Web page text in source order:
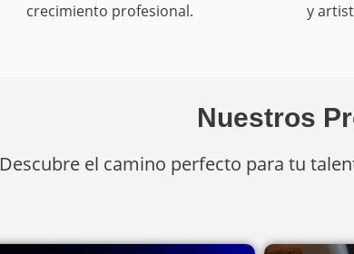
crecimiento profesional.
y
Nuestros
Descubre el camino perfecto para tu